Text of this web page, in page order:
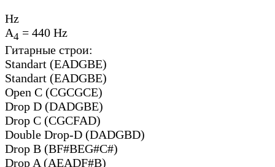
Hz
A4 = 440 Hz
Гитарные строи:
Standart (EADGBE)
Standart (EADGBE)
Open C (CGCGCE)
Drop D (DADGBE)
Drop C (CGCFAD)
Double Drop-D (DADGBD)
Drop B (BF#BEG#C#)
Drop A (AEADF#B)